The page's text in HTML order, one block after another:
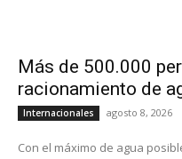
Más de 500.000
racionamiento de
Internacionales agosto 8, 2026
Con el máximo de agua